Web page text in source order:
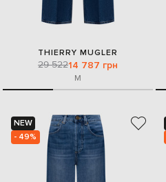
THIERRY MUGLER
29 52214 787 грн
M
NEW
- 49%